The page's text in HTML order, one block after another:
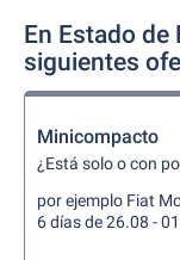
En Estado
siguientes
Minicompacto
¿Está solo o con
por ejemplo Fiat
6 días de 26.08 -